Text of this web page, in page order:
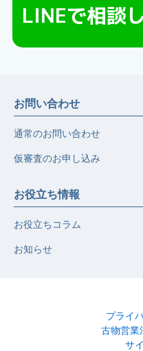
LINEで相談
お問い合わせ
通常のお問い合わせ
仮審査のお申し込み
お役立ち情報
お役立ちコラム
お知らせ
プライ
古物営業
サ